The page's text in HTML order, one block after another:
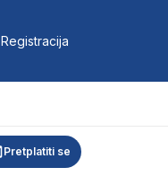
Registracija
Pretplatiti se